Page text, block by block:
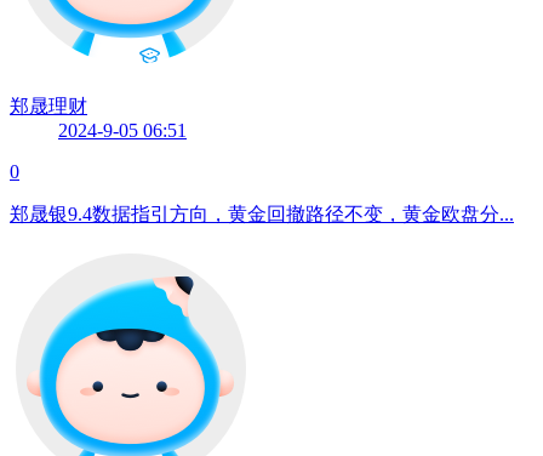
郑晟理财
2024-9-05 06:51
0
郑晟银9.4数据指引方向，黄金回撤路径不变，黄金欧盘分...